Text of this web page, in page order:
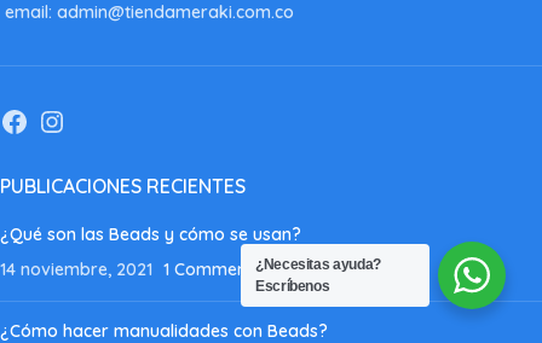
email: admin@tiendameraki.com.co
PUBLICACIONES RECIENTES
¿Qué son las Beads y cómo se usan?
14 noviembre, 2021 1 Comment
¿Cómo hacer manualidades con Beads?
¿Necesitas ayuda?
Escríbenos